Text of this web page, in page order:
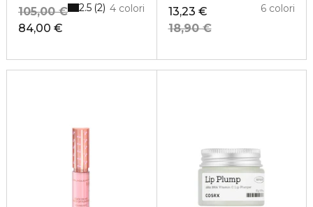
84,00 €
105,00 € 4 colori
2.5 2
13,23 €
18,90 €
6 colori